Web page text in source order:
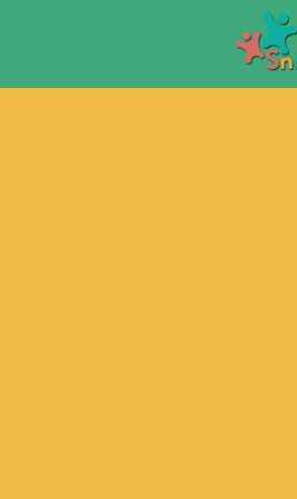
Overslaan en naar de inhoud gaan